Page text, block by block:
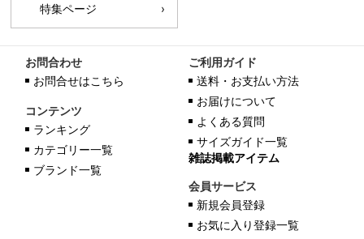
特集ページ
お問合わせ
お問合せはこちら
コンテンツ
ランキング
カテゴリー一覧
ブランド一覧
ご利用ガイド
送料・お支払い方法
お届けについて
よくある質問
サイズガイド一覧
雑誌掲載アイテム
会員サービス
新規会員登録
お気に入り登録一覧